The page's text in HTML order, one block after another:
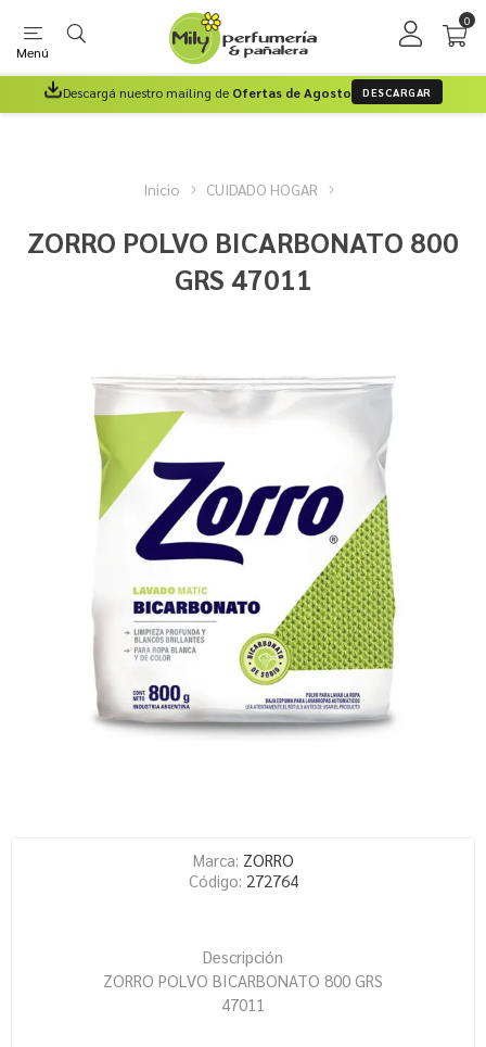
Menú
0
Descargá nuestro mailing de Ofertas de Agosto DESCARGAR
Inicio CUIDADO HOGAR
ZORRO POLVO BICARBONATO 800
GRS 47011
Marca: ZORRO
Código: 272764
Descripción
ZORRO POLVO BICARBONATO 800 GRS
47011